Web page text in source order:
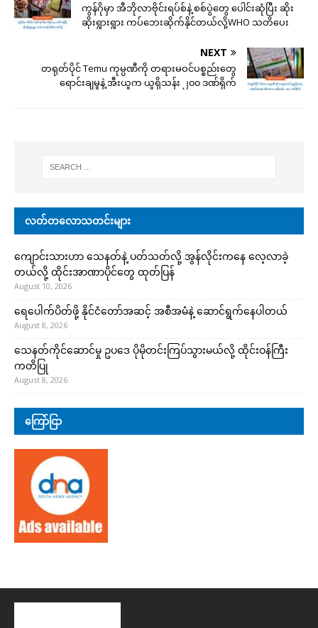
ကွန်ဂိုမှာ အီဘိုလာဗိုင်းရပ်စ်နဲ့ စစ်ပွဲတွေ ပေါင်းဆုံပြီး ဆိုး
ဆိုးရွားရွား ကပ်ဘေးဆိုက်နိုင်တယ်လို့WHO သတိပေး
NEXT
တရုတ်ပိုင် Temu ကုမ္ပဏီကို တရားမဝင်ပစ္စည်းတွေ
ရောင်းချမှုနဲ့ အီးယူက ယူရိုသန်း ၂၀၀ ဒဏ်ရိုက်
လတ်တလောသတင်းများ
ကျောင်းသားဟာ သေနတ်နဲ့ ပတ်သတ်လို့ အွန်လိုင်းကနေ လေ့လာခဲ့
တယ်လို့ ထိုင်းအာဏာပိုင်တွေ ထုတ်ပြန်
August 10, 2026
ရေပေါက်ပိတ်ဖို့ နိုင်ငံတော်အဆင့် အစီအမံနဲ့ ဆောင်ရွက်နေပါတယ်
August 8, 2026
သေနတ်ကိုင်ဆောင်မှု ဥပဒေ ပိုမိုတင်းကြပ်သွားမယ်လို့ ထိုင်းဝန်ကြီး
ကတိပြု
August 8, 2026
ကြော်ငြာ